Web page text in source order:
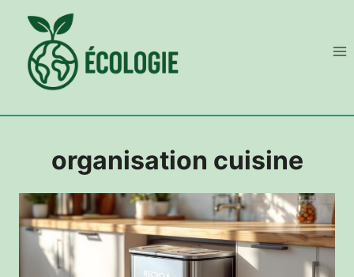
contenu
organisation cuisine